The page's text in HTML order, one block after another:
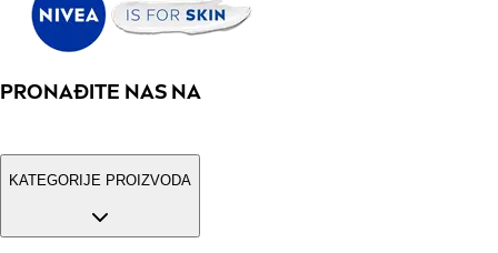
PRONAĐITE NAS NA
KATEGORIJE PROIZVODA